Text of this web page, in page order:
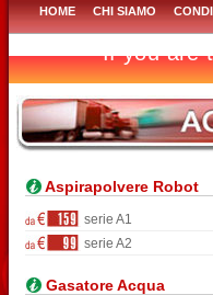
HOME CHI SIAMO
Aspirapolvere Robot
serie A1
serie A2
Gasatore Acqua